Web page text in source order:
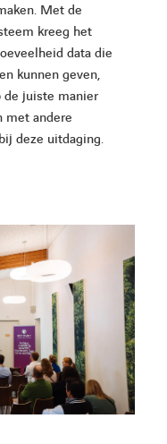
Met de
kreeg het
data die
kunnen geven,
de juiste manier
met andere
deze uitdaging.